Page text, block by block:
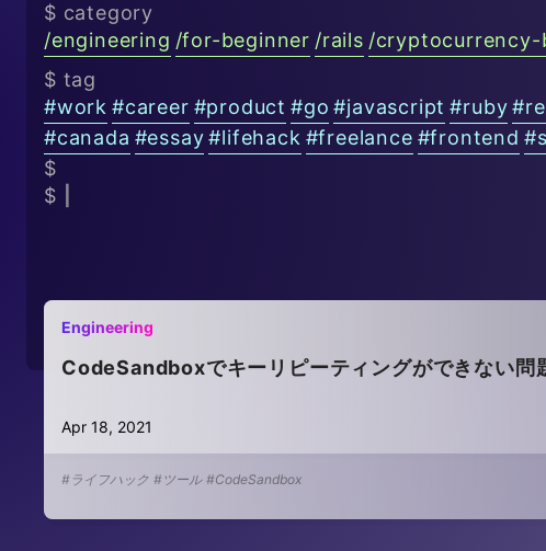
$ category
/engineering /for-beginner /rails /cryptocurrency-
$ tag
#work #career #product #go #javascript #ruby #
#canada #essay #lifehack #freelance #frontend #
$
$
Engineering
CodeSandboxでキーリピーティングができない問
Apr 18, 2021
#ライフハック #ツール #CodeSandbox